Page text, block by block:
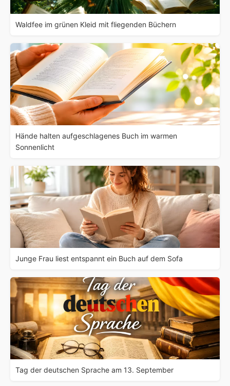
Waldfee im grünen Kleid mit fliegenden Büchern
Hände halten aufgeschlagenes Buch im warmen
Sonnenlicht
Junge Frau liest entspannt ein Buch auf dem Sofa
Tag der deutschen Sprache am 13. September